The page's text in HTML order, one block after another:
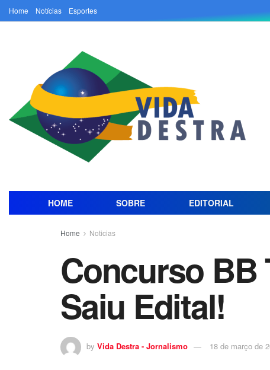
Home Notícias Esportes
HOME SOBRE EDITORIAL
Home Noticias
Concurso BB
Saiu Edital!
by Vida Destra - Jornalismo 18 de março de